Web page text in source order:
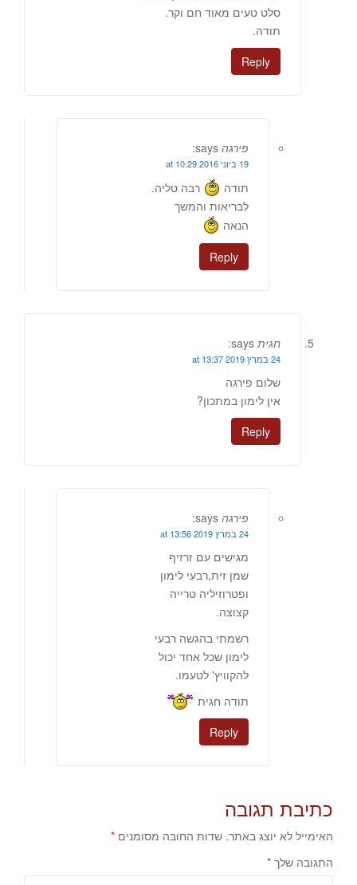
סלט טעים מאוד חם וקר.
תודה.
Reply
פירגה says:
19 ביוני 2016 at 10:29
תודה
רבה טליה.
לבריאות והמשך
הנאה
Reply
חגית says:
24 במרץ 2019 at 13:37
שלום פירגה
אין לימון במתכון?
Reply
פירגה says:
24 במרץ 2019 at 13:56
מגישים עם זרזיף
שמן זית,רבעי לימון
ופטרוזיליה טרייה
קצוצה.
רשמתי בהגשה רבעי
לימון שכל אחד יכול
להקוויץ' לטעמו.
תודה חגית
Reply
כתיבת תגובה
האימייל לא יוצג באתר. שדות החובה מסומנים *
התגובה שלך *